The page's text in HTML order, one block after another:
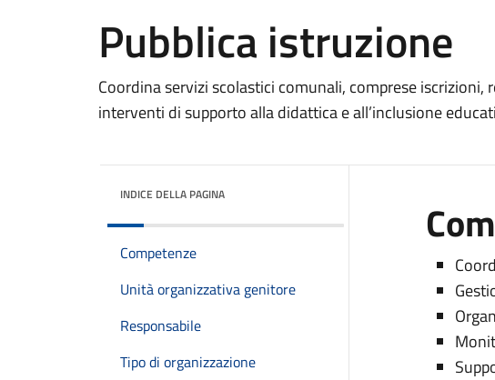
Pubblica istruzione
Coordina servizi scolastici comunali, comprese
interventi di supporto alla didattica e all’inclusione
INDICE DELLA PAGINA
Competenze
Unità organizzativa genitore
Responsabile
Tipo di organizzazione